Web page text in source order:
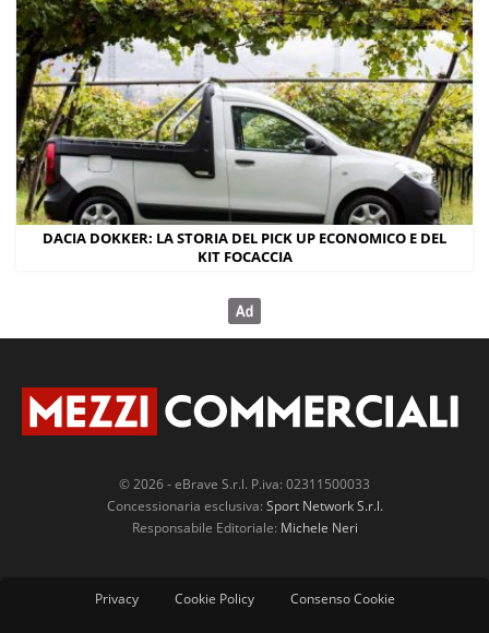
r
e
n
)
DACIA DOKKER: LA STORIA DEL PICK UP ECONOMICO E DEL
KIT FOCACCIA
© 2026 - eBrave S.r.l. P.iva: 02311500033
Concessionaria esclusiva: Sport Network S.r.l.
Responsabile Editoriale: Michele Neri
Privacy Cookie Policy Consenso Cookie